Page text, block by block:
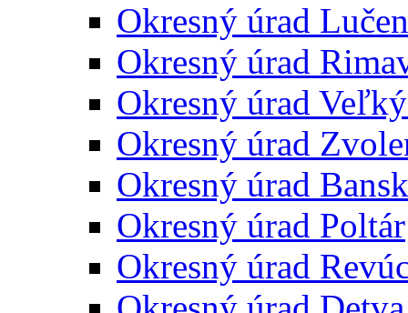
Okresný úrad
Okresný úrad
Okresný úrad
Okresný úrad
Okresný úrad
Okresný úrad Poltár
Okresný úrad